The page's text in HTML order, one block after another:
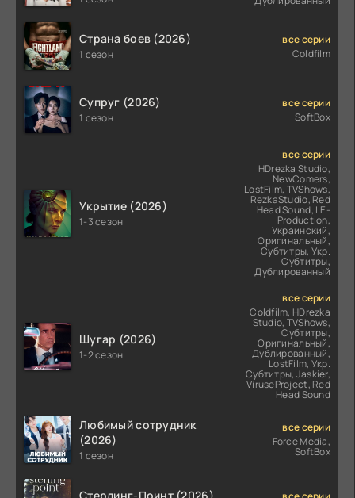
Страна боев (2026)
1 сезон
все серии
Coldfilm
Супруг (2026)
1 сезон
все серии
SoftBox
Укрытие (2026)
1-3 сезон
все серии
HDrezka Studio,
NewComers,
LostFilm, TVShows,
RezkaStudio, Red
Head Sound, LE-
Production,
Украинский,
Оригинальный,
Субтитры, Укр.
Субтитры,
Дублированный
Шугар (2026)
1-2 сезон
все серии
Coldfilm, HDrezka
Studio, TVShows,
Субтитры,
Оригинальный,
Дублированный,
LostFilm, Укр.
Субтитры, Jaskier,
ViruseProject, Red
Head Sound
Любимый сотрудник
(2026)
1 сезон
все серии
Force Media,
SoftBox